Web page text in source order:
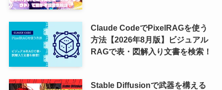
Claude CodeでPixelRAGを使う
方法【2026年8月版】ビジュアル
RAGで表・図解入り文書を検索！
Stable Diffusionで武器を構える